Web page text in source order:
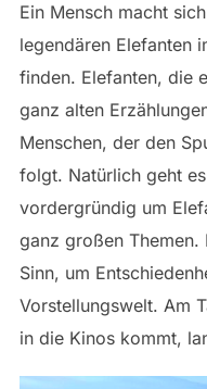
Ein Mensch macht
legendären Elefanten
finden. Elefanten, die
ganz alten
Menschen, der den
folgt. Natürlich geht
vordergründig um
ganz großen Themen.
Sinn, um
Vorstellungswelt. Am
in die Kinos kommt,